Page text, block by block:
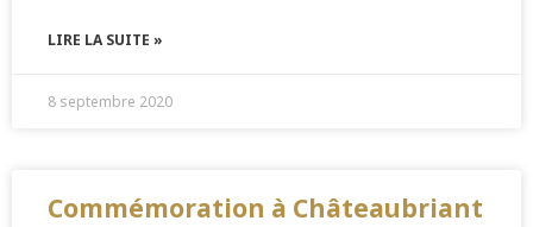
LIRE LA SUITE »
8 septembre 2020
Commémoration à Châteaubriant